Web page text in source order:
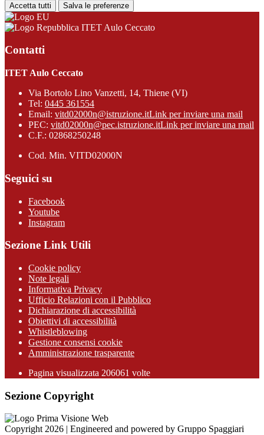
Accetta tutti Salva le preferenze
ITET Aulo Ceccato
Contatti
ITET Aulo Ceccato
Via Bortolo Lino Vanzetti, 14, Thiene (VI)
Tel: 0445 361554
Email: vitd02000n@istruzione.itLink per inviare una mail
PEC: vitd02000n@pec.istruzione.itLink per inviare una mail
C.F.: 02868250248
Cod. Min. VITD02000N
Seguici su
Facebook
Youtube
Instagram
Sezione Link Utili
Cookie policy
Note legali
Informativa Privacy
Ufficio Relazioni con il Pubblico
Dichiarazione di accessibilità
Obiettivi di accessibilità
Whistleblowing
Gestione consensi cookie
Amministrazione trasparente
Pagina visualizzata 206061 volte
Sezione Copyright
Copyright 2026 | Engineered and powered by Gruppo Spaggiari